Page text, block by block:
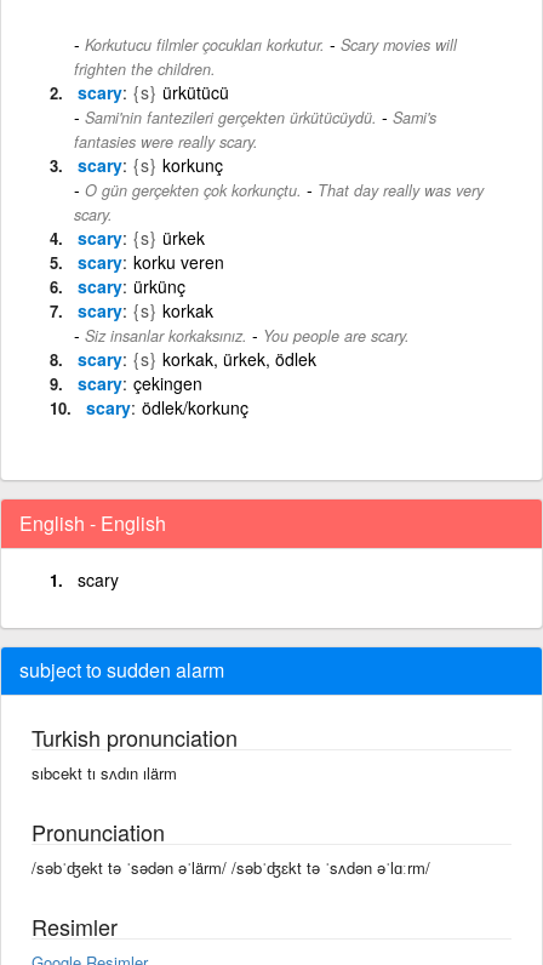
Korkutucu filmler çocukları korkutur. - Scary movies will
frighten the children.
scary {s} ürkütücü
Sami'nin fantezileri gerçekten ürkütücüydü. - Sami's
fantasies were really scary.
scary {s} korkunç
O gün gerçekten çok korkunçtu. - That day really was very
scary.
scary {s} ürkek
scary korku veren
scary ürkünç
scary {s} korkak
Siz insanlar korkaksınız. - You people are scary.
scary {s} korkak, ürkek, ödlek
scary çekingen
scary ödlek/korkunç
English - English
scary
subject to sudden alarm
Turkish pronunciation
sıbcekt tı sʌdın ılärm
Pronunciation
/səbˈʤekt tə ˈsədən əˈlärm/ /səbˈʤɛkt tə ˈsʌdən əˈlɑːrm/
Resimler